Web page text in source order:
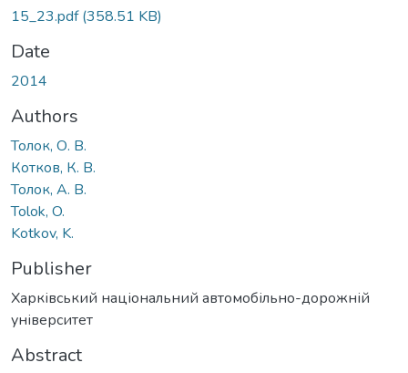
15_23.pdf(358.51 KB)
Date
2014
Authors
Толок, О. В.
Котков, К. В.
Толок, А. В.
Tolok, O.
Kotkov, K.
Publisher
Харківський національний автомобільно-дорожній
університет
Abstract